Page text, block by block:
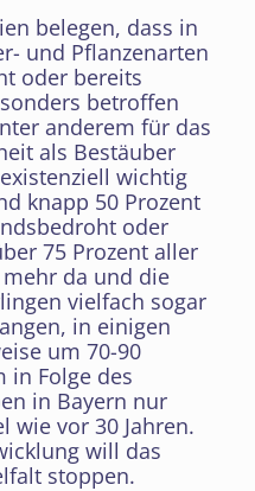
belegen, dass in
und Pflanzenarten
oder bereits
betroffen
anderem für das
als Bestäuber
wichtig
knapp 50 Prozent
oder
75 Prozent aller
da und die
vielfach sogar
in einigen
um 70-90
in Folge des
in Bayern nur
wie vor 30 Jahren.
will das
stoppen.